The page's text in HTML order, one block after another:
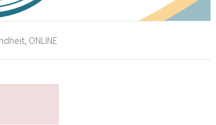
ONLINE